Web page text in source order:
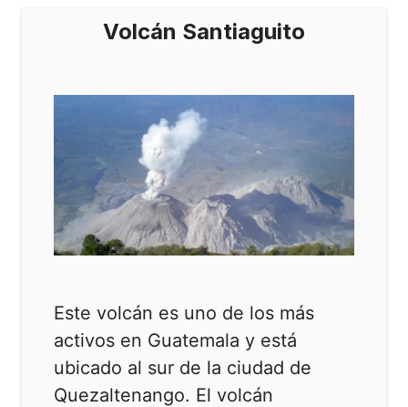
Volcán Santiaguito
Este volcán es uno de los más
activos en Guatemala y está
ubicado al sur de la ciudad de
Quezaltenango. El volcán